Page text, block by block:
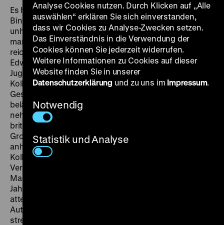
Es hätte auch anders kommen können. Eine
Binsenweisheit, die im Falle der britischen Geschichte
unheimliche Realität birgt. Denn die Sympathie, die
manche Inselbewohner*innen für die Nazis hegten,
reichte bis zum ehemaligen Staatsoberhaupt
Edward VIII. In den 1950er Jahren greifen zwei
Jugendliche die Idee einer möglichen britischen
Kollaboration auf und gestalten einen Spielfilm, dessen
Gesamtbudget sich nur auf umgerechnet 20.000 Euro
beläuft und dessen Produktion acht Jahre in Anspruch
nehmen wird. Von einem hypothetischen Rückzug der
britischen Truppen und dem deutschen Einmarsch in
Großbritannien ausgehend, entwirft
anhand der Hauptfigur Pauline ein Szenario der
Kollaboration, des Hineinwachsens in moralische
Verantwortung und der Subversion von
Machtdynamiken. Als der Film 1966 in den USA, zwei
Jahre nach dem britischen Kinostart, erschien,
attestierte ihm die
Authentizität, die jede Szene durchzieht, […] eine
strenge und prägnante Regie, […] [sowie] ein
Analyse Cookies nutzen. Durch Klicken auf „Alle
auswählen“ erklären Sie sich einverstanden,
dass wir Cookies zu Analyse-Zwecken setzen.
Das Einverständnis in die Verwendung der
Cookies können Sie jederzeit widerrufen.
Weitere Informationen zu Cookies auf dieser
Website finden Sie in unserer
Datenschutzerklärung und zu uns im Impressum.
Notwendig
Statistik und Analyse